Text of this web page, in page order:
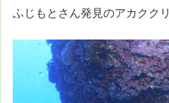
ふじもとさん発見のアカククリ